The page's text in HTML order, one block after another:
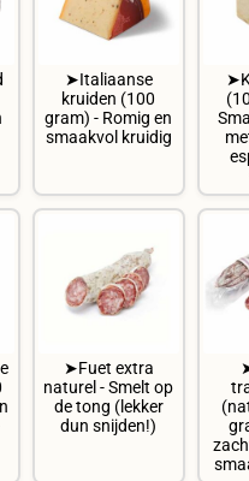
➤Italiaanse
kruiden (100
gram) - Romig en
smaakvol kruidig
➤Fuet extra
naturel - Smelt op
de tong (lekker
dun snijden!)